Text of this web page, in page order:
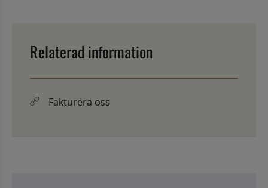
Relaterad information
Fakturera oss